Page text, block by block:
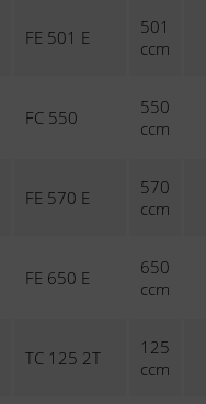
FE 501 E
501
ccm
FC 550
550
ccm
FE 570 E
570
ccm
FE 650 E
650
ccm
TC 125 2T
125
ccm